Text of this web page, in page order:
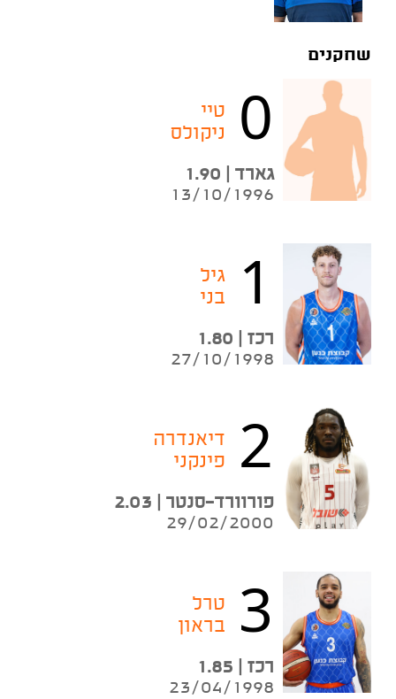
שחקנים
0
טיי
ניקולס
גארד | 1.90
13/10/1996
1
גיל
בני
רכז | 1.80
27/10/1998
2
דיאנדרה
פינקני
פורוורד־סנטר | 2.03
29/02/2000
3
טרל
בראון
רכז | 1.85
23/04/1998